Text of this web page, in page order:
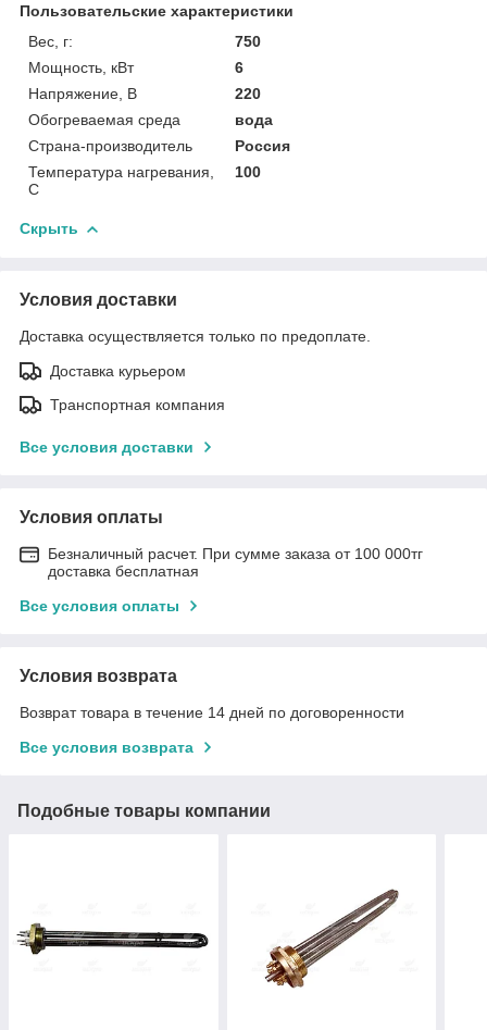
Пользовательские характеристики
Вес, г:
750
Мощность, кВт
6
Напряжение, В
220
Обогреваемая среда
вода
Страна-производитель
Россия
Температура нагревания,
C
100
Скрыть
Условия доставки
Доставка осуществляется только по предоплате.
Доставка курьером
Транспортная компания
Все условия доставки
Условия оплаты
Безналичный расчет. При сумме заказа от 100 000тг
доставка бесплатная
Все условия оплаты
Условия возврата
Возврат товара в течение 14 дней по договоренности
Все условия возврата
Подобные товары компании